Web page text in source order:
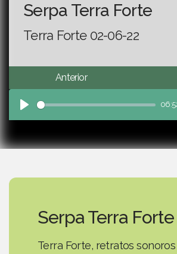
Serpa Terra Forte
Terra Forte 02-06-22
Anterior
Play
Serpa Terra Forte
Terra Forte, retratos